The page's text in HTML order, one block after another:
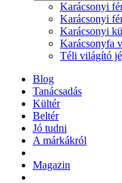
Karácsonyi
Karácsonyi
Karácsonyi
Karácsonyfa
Téli világító
Blog
Tanácsadás
Kültér
Beltér
Jó tudni
A márkákról
Magazin